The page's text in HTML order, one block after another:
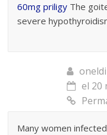
60mg priligy The
severe
el 20
Many women